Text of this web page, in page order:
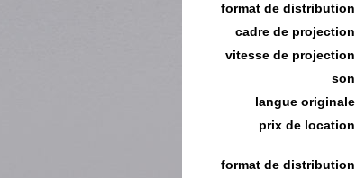
format de distribution
cadre de projection
vitesse de projection
son
langue originale
prix de location
format de distribution